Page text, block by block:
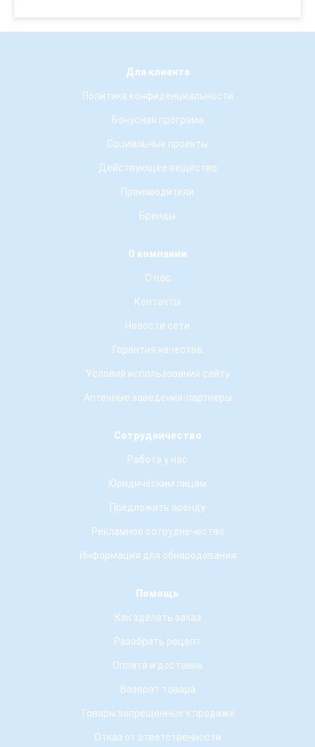
Для клиента
Политика конфиденциальности
Бонусная програма
Социальные проекты
Действующее вещество
Производители
Бренды
О компании
О нас
Контакты
Новости сети
Гарантия качества
Условия использования сайту
Аптечные заведения-партнеры
Сотрудничество
Работа у нас
Юридическим лицам
Предложить аренду
Рекламное сотруднечество
Информация для обнародования
Помощь
Как зделать заказ
Разобрать рецепт
Оплата и доставка
Возврат товара
Товары запрещенные к продаже
Отказ от ответственности